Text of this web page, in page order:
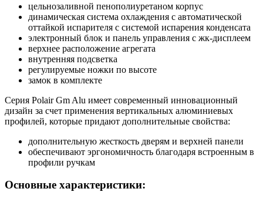
цельнозаливной пенополиуретаном корпус
динамическая система охлаждения с автоматической
оттайкой испарителя с системой испарения конденсата
электронный блок и панель управления с жк-дисплеем
верхнее расположение агрегата
внутренняя подсветка
регулируемые ножки по высоте
замок в комплекте
Серия Polair Gm Alu имеет современный инновационный
дизайн за счет применения вертикальных алюминиевых
профилей, которые придают дополнительные свойства:
дополнительную жесткость дверям и верхней панели
обеспечивают эргономичность благодаря встроенным в
профили ручкам
Основные характеристики: